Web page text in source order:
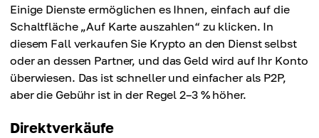
Einige Dienste ermöglichen es Ihnen, einfach auf die
Schaltfläche „Auf Karte auszahlen“ zu klicken. In
diesem Fall verkaufen Sie Krypto an den Dienst selbst
oder an dessen Partner, und das Geld wird auf Ihr Konto
überwiesen. Das ist schneller und einfacher als P2P,
aber die Gebühr ist in der Regel 2–3 % höher.
Direktverkäufe